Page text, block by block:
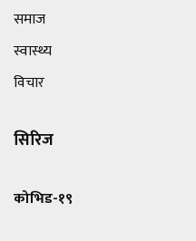
समाज
स्वास्थ्य
विचार
सिरिज
कोभिड-१९